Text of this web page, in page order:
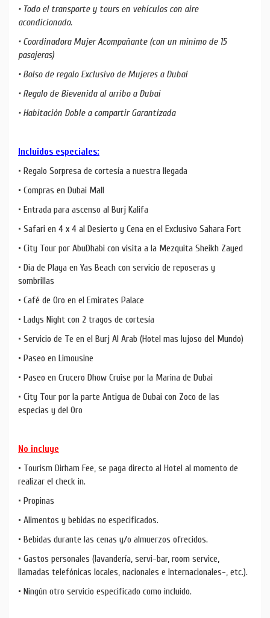
• Todo el transporte y tours en vehículos con aire
acondicionado.
• Coordinadora Mujer Acompañante (con un minimo de 15
pasajeras)
• Bolso de regalo Exclusivo de Mujeres a Dubai
• Regalo de Bievenida al arribo a Dubai
• Habitación Doble a compartir Garantizada
Incluidos especiales:
• Regalo Sorpresa de cortesía a nuestra llegada
• Compras en Dubai Mall
• Entrada para ascenso al Burj Kalifa
• Safari en 4 x 4 al Desierto y Cena en el Exclusivo Sahara Fort
• City Tour por AbuDhabi con visita a la Mezquita Sheikh Zayed
• Dia de Playa en Yas Beach con servicio de reposeras y
sombrillas
• Café de Oro en el Emirates Palace
• Ladys Night con 2 tragos de cortesía
• Servicio de Te en el Burj Al Arab (Hotel mas lujoso del Mundo)
• Paseo en Limousine
• Paseo en Crucero Dhow Cruise por la Marina de Dubai
• City Tour por la parte Antigua de Dubai con Zoco de las
especias y del Oro
No incluye
• Tourism Dirham Fee, se paga directo al Hotel al momento de
realizar el check in.
• Propinas
• Alimentos y bebidas no especificados.
• Bebidas durante las cenas y/o almuerzos ofrecidos.
• Gastos personales (lavandería, servi-bar, room service,
llamadas telefónicas locales, nacionales e internacionales-, etc.).
• Ningún otro servicio especificado como incluido.